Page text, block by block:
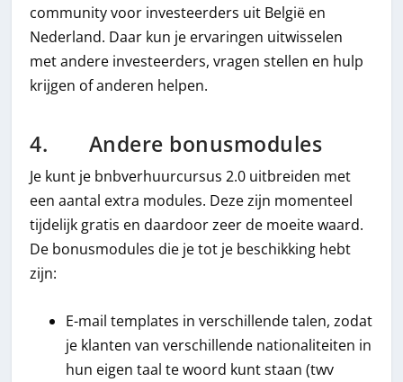
community voor investeerders uit België en
Nederland. Daar kun je ervaringen uitwisselen
met andere investeerders, vragen stellen en hulp
krijgen of anderen helpen.
4. Andere bonusmodules
Je kunt je bnbverhuurcursus 2.0 uitbreiden met
een aantal extra modules. Deze zijn momenteel
tijdelijk gratis en daardoor zeer de moeite waard.
De bonusmodules die je tot je beschikking hebt
zijn:
E-mail templates in verschillende talen, zodat
je klanten van verschillende nationaliteiten in
hun eigen taal te woord kunt staan (twv